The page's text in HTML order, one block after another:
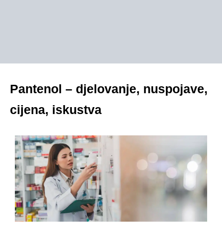
Pantenol – djelovanje, nuspojave,
cijena, iskustva